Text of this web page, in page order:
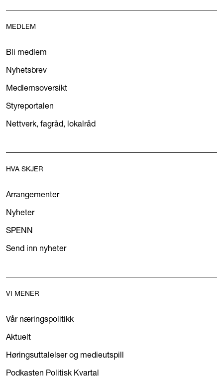
MEDLEM
Bli medlem
Nyhetsbrev
Medlemsoversikt
Styreportalen
Nettverk, fagråd, lokalråd
HVA SKJER
Arrangementer
Nyheter
SPENN
Send inn nyheter
VI MENER
Vår næringspolitikk
Aktuelt
Høringsuttalelser og medieutspill
Podkasten Politisk Kvartal